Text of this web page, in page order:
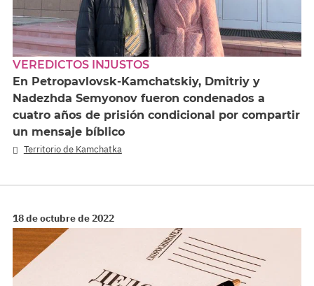
VEREDICTOS INJUSTOS
En Petropavlovsk-Kamchatskiy, Dmitriy y
Nadezhda Semyonov fueron condenados a
cuatro años de prisión condicional por compartir
un mensaje bíblico
Territorio de Kamchatka
18 de octubre de 2022